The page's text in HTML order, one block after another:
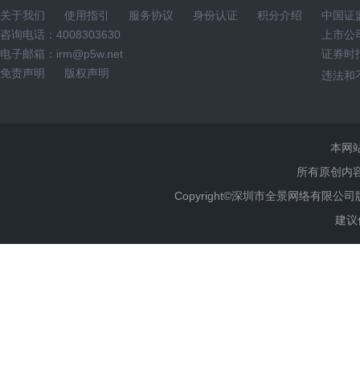
关于我们 使用指引 服务协议 身份认证
积分介绍
咨询电话：4008303630
电子邮箱： irm@p5w.net
免责声明
版权声明
中国证
上市
证券时
违法和
本网
所有原创内
Copyright©深圳市全景网络有限公
建